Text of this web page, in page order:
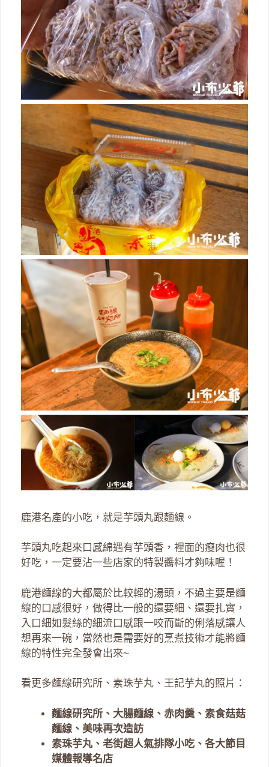
鹿港名產的小吃，就是芋頭丸跟麵線。
芋頭丸吃起來口感綿遇有芋頭香，裡面的瘦肉也很
好吃，一定要沾一些店家的特製醬料才夠味喔！
鹿港麵線的大都屬於比較輕的湯頭，不過主要是麵
線的口感很好，做得比一般的還要細、還要扎實，
入口細如髮絲的細流口感跟一咬而斷的俐落感讓人
想再來一碗，當然也是需要好的烹煮技術才能將麵
線的特性完全發會出來~
看更多麵線研究所、素珠芋丸、王記芋丸的照片：
麵線研究所、大腸麵線、赤肉羹、素食菇菇
麵線、美味再次造訪
素珠芋丸、老街超人氣排隊小吃、各大節目
媒體報導名店